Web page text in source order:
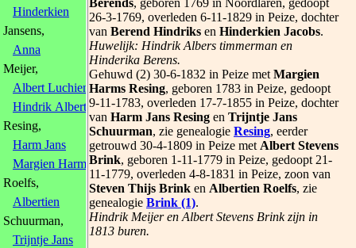
26-3-1769, overleden 6-11-1829 in Peize, dochter
van Berend Hindriks en Hinderkien Jacobs.
Huwelijk: Hindrik Albers timmerman en
Hinderika Berens.
Gehuwd (2) 30-6-1832 in Peize met Margien
Harms Resing, geboren 1783 in Peize, gedoopt
9-11-1783, overleden 17-7-1855 in Peize, dochter
van Harm Jans Resing en Trijntje Jans
Schuurman, zie genealogie Resing, eerder
getrouwd 30-4-1809 in Peize met Albert Stevens
Brink, geboren 1-11-1779 in Peize, gedoopt 21-
11-1779, overleden 4-8-1831 in Peize, zoon van
Steven Thijs Brink en Albertien Roelfs, zie
genealogie Brink (1).
Hindrik Meijer en Albert Stevens Brink zijn in
1813 buren.
Hinderkien
Jansens,
Anna
Meijer,
Albert Luchiens
Hindrik Alberts, 1761
Resing,
Harm Jans
Margien Harms, 1783
Roelfs,
Albertien
Schuurman,
Trijntje Jans